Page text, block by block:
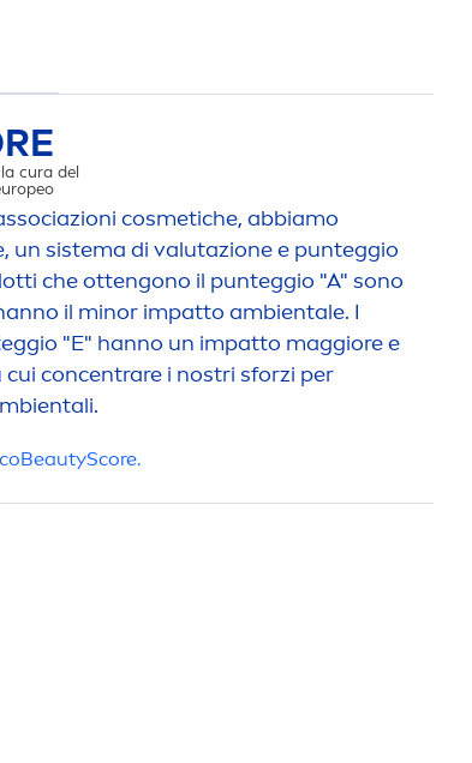
cura del
cosmetiche, abbiamo
un sistema di valutazione e punteggio
che ottengono il punteggio "A" sono
il minor impatto ambientale. I
"E" hanno un impatto maggiore e
concentrare i nostri sforzi per
BeautyScore.